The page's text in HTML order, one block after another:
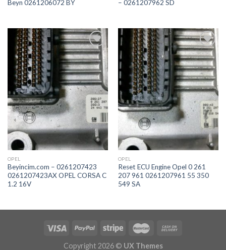
Beyn 0261206072 BY
– 0261207962 SD
İstek
Listeme
Ekle
OPEL
Beyincim.com – 0261207423
0261207423AX OPEL CORSA C
1.2 16V
İstek
Listeme
Ekle
OPEL
Reset ECU Engine Opel 0 261
207 961 0261207961 55 350
549 SA
Copyright 2026 © UX Themes